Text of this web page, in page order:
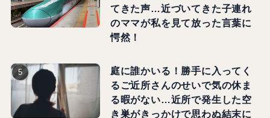
てきた声…近づいてきた子連れ
のママが私を見て放った言葉に
愕然！
庭に誰かいる！勝手に入ってく
るご近所さんのせいで気の休ま
る暇がない…近所で発生した空
き巣がきっかけで思わぬ結末に